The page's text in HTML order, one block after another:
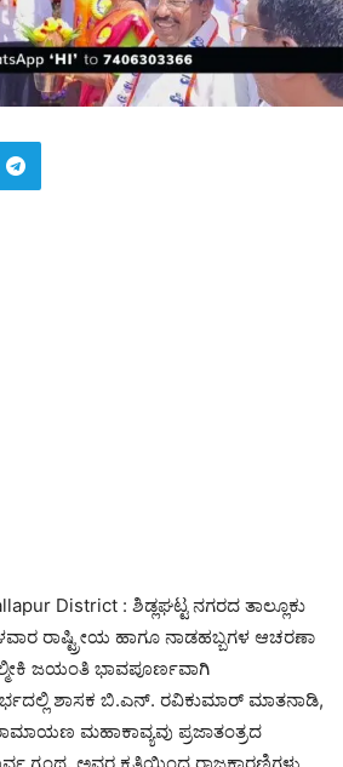
District : ಶಿಡ್ಲಘಟ್ಟ ನಗರದ ತಾಲ್ಲೂಕು
ರಾಷ್ಟ್ರೀಯ ಹಾಗೂ ನಾಡಹಬ್ಬಗಳ ಆಚರಣಾ
ಜಯಂತಿ ಭಾವಪೂರ್ಣವಾಗಿ
ಶಾಸಕ ಬಿ.ಎನ್. ರವಿಕುಮಾರ್ ಮಾತನಾಡಿ,
ಮಹಾಕಾವ್ಯವು ಪ್ರಜಾತಂತ್ರದ
ಗ್ರಂಥ. ಅವರ ಕೃತಿಯಿಂದ ರಾಜಕಾರಣಿಗಳು